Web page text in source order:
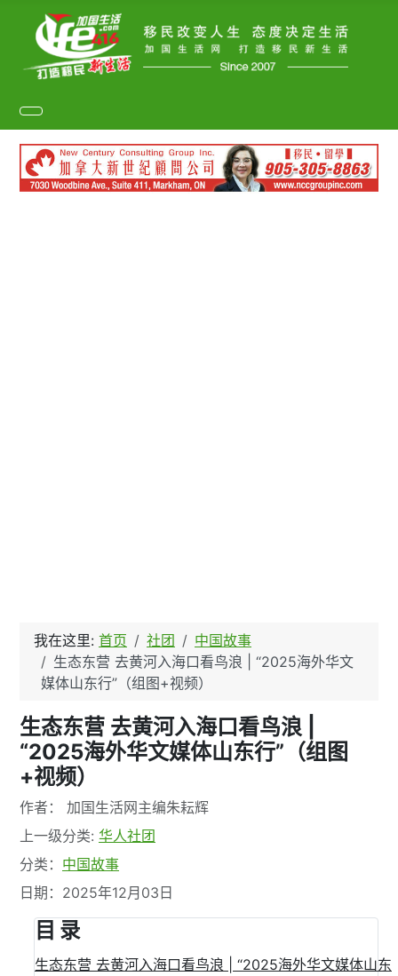
我在这里: 首页 社团
中国故事
生态东营 去黄河入海口看鸟浪 | “2025海外华文
媒体山东行”（组图+视频）
生态东营 去黄河入海口看鸟浪 |
“2025海外华文媒体山东行”（组图
+视频）
文章信息
作者： 加国生活网主编朱耘辉
上一级分类: 华人社团
分类： 中国故事
日期：2025年12月03日
目 录
生态东营 去黄河入海口看鸟浪 | “2025海外华文媒体山东